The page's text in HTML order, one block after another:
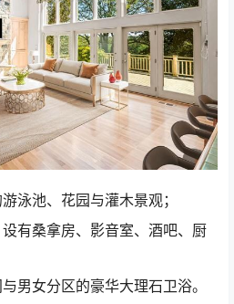
泳池、花园与灌木景观；
有桑拿房、影音室、酒吧、厨
男女分区的豪华大理石卫浴。